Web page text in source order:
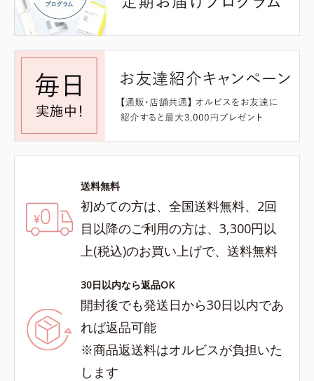
送料無料
初めての方は、全国送料無料、2回
目以降のご利用の方は、3,300円以
上(税込)のお買い上げで、送料無料
30日以内なら返品OK
開封後でも発送日から30日以内であ
れば返品可能
※商品返送料はオルビスが負担いた
します